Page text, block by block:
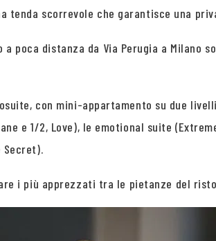
tenda scorrevole che garantisce una
poca distanza da Via Perugia a Milano
con mini-appartamento su due
e 1/2, Love), le emotional suite
Secret).
i più apprezzati tra le pietanze del